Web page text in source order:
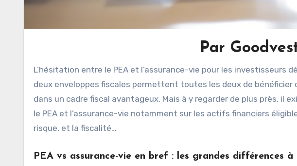
Par
L’hésitation entre le PEA et l’assurance-vie pour les investisseurs débutants est très courante. En effet, ces
deux enveloppes fiscales permettent toutes les deux de bénéficier
dans un cadre fiscal avantageux. Mais à y regarder de plus près, il
le PEA et l’assurance-vie notamment sur les actifs financiers
risque, et la fiscalité…
PEA vs assurance-vie en bref : les grandes différences à